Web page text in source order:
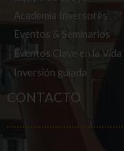
Academia Inversores
Eventos & Seminarios
Eventos Clave en la Vida
Inversión guiada
CONTACTO